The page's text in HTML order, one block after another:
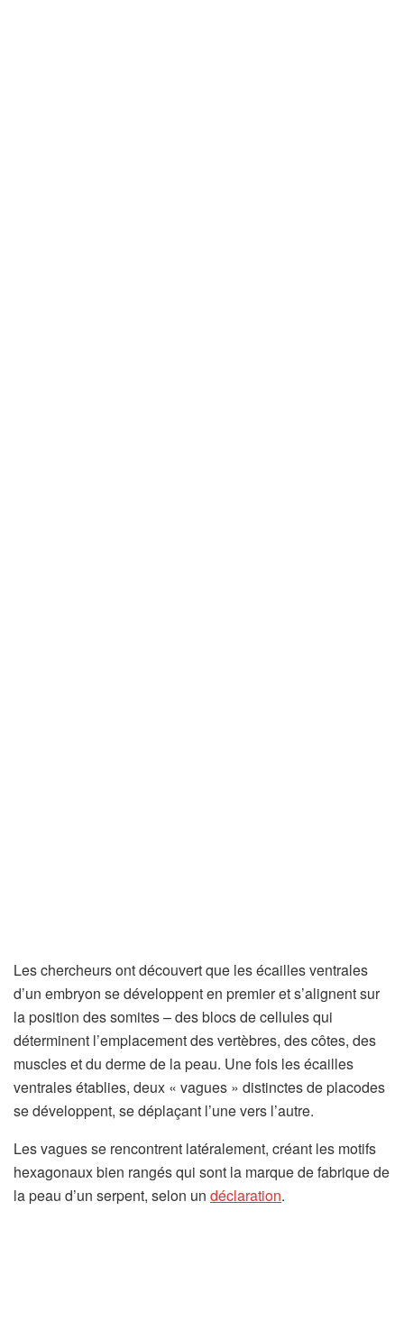
Les chercheurs ont découvert que les écailles ventrales
d’un embryon se développent en premier et s’alignent sur
la position des somites – des blocs de cellules qui
déterminent l’emplacement des vertèbres, des côtes, des
muscles et du derme de la peau. Une fois les écailles
ventrales établies, deux « vagues » distinctes de placodes
se développent, se déplaçant l’une vers l’autre.
Les vagues se rencontrent latéralement, créant les motifs
hexagonaux bien rangés qui sont la marque de fabrique de
la peau d’un serpent, selon un déclaration.